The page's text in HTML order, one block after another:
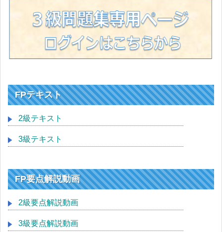
FPテキスト
2級テキスト
3級テキスト
FP要点解説動画
2級要点解説動画
3級要点解説動画